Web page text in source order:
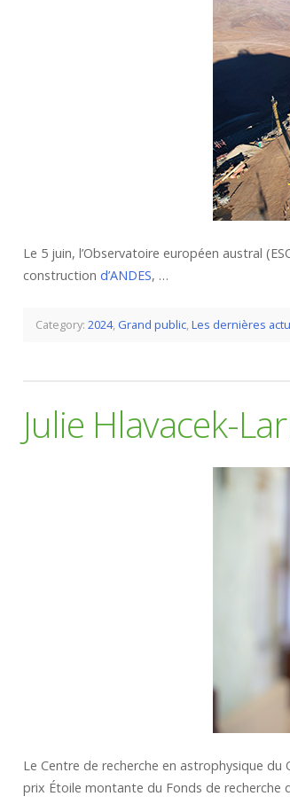
Le 5 juin, l’Observatoire européen austral
construction d’ANDES, …
Category: 2024, Grand public,Les dernières
Julie Hlavacek-
Le Centre de recherche en astrophysique du
prix Étoile montante du Fonds de recherche